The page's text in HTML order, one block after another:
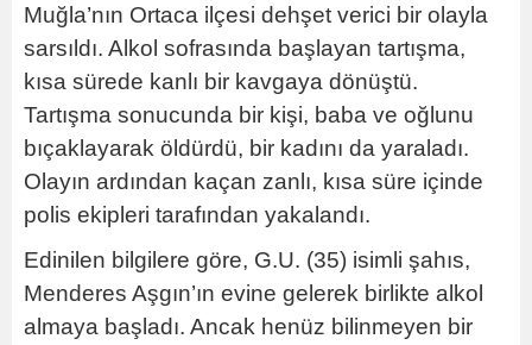
Muğla’nın Ortaca ilçesi dehşet verici bir olayla
sarsıldı. Alkol sofrasında başlayan tartışma,
kısa sürede kanlı bir kavgaya dönüştü.
Tartışma sonucunda bir kişi, baba ve oğlunu
bıçaklayarak öldürdü, bir kadını da yaraladı.
Olayın ardından kaçan zanlı, kısa süre içinde
polis ekipleri tarafından yakalandı.
Edinilen bilgilere göre, G.U. (35) isimli şahıs,
Menderes Aşgın’ın evine gelerek birlikte alkol
almaya başladı. Ancak henüz bilinmeyen bir